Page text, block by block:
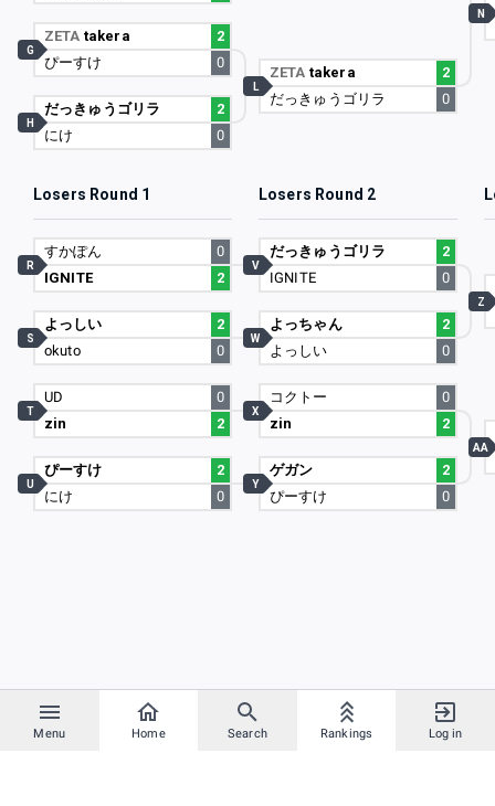
Menu Home Search Rankings Log in
ZETA takera
2
ぴーすけ
0
G
だっきゅうゴリラ
2
にけ
0
H
ZETA takera
2
だっきゅうゴリラ
0
L
N
Losers Round 1 Losers Round 2
すかぽん
0
IGNITE
2
R
よっしい
2
okuto
0
S
UD
0
zin
2
T
ぴーすけ
2
にけ
0
U
だっきゅうゴリラ
2
IGNITE
0
V
よっちゃん
2
よっしい
0
W
コクトー
0
zin
2
X
ゲガン
2
ぴーすけ
0
Y
Z
AA